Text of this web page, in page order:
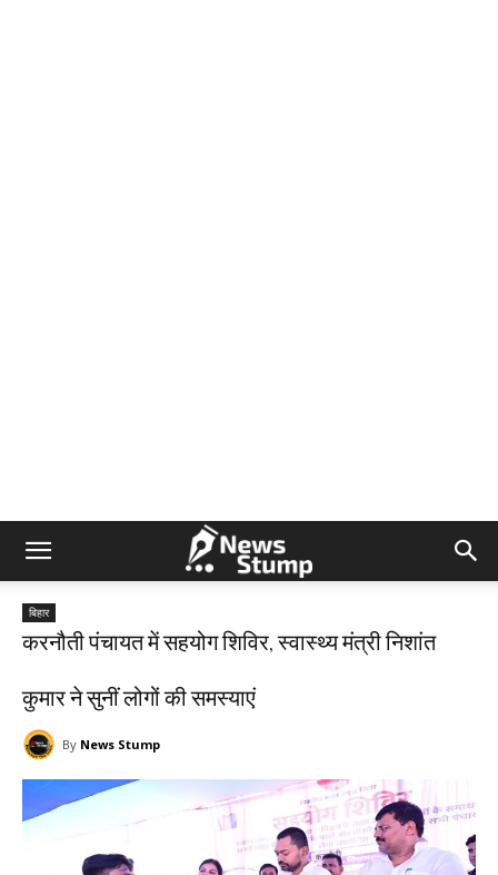
बिहार
करनौती पंचायत में सहयोग शिविर, स्वास्थ्य मंत्री निशांत
कुमार ने सुनीं लोगों की समस्याएं
By News Stump